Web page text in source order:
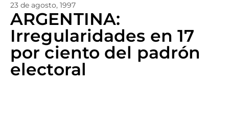
23 de agosto, 1997
ARGENTINA:
Irregularidades en 17
por ciento del padrón
electoral